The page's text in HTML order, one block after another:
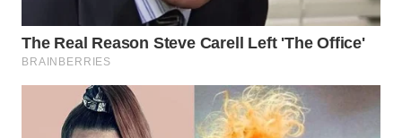
WAHANANEWS
NET
WAHANA
SPORT